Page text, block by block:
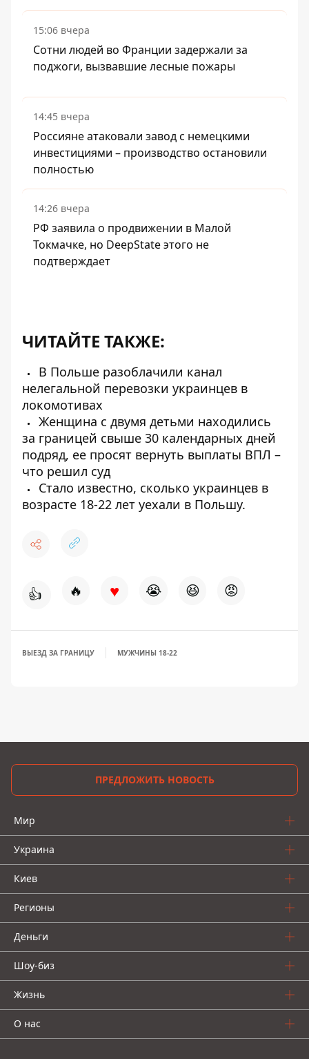
15:06 вчера
Сотни людей во Франции задержали за
поджоги, вызвавшие лесные пожары
14:45 вчера
Россияне атаковали завод с немецкими
инвестициями – производство остановили
полностью
14:26 вчера
РФ заявила о продвижении в Малой
Токмачке, но DeepState этого не
подтверждает
ЧИТАЙТЕ ТАКЖЕ:
В Польше разоблачили канал
нелегальной перевозки украинцев в
локомотивах
Женщина с двумя детьми находились
за границей свыше 30 календарных дней
подряд, ее просят вернуть выплаты ВПЛ –
что решил суд
Стало известно, сколько украинцев в
возрасте 18-22 лет уехали в Польшу.
👍 🔥 ♥ 😭 😆 😡
ВЫЕЗД ЗА ГРАНИЦУ МУЖЧИНЫ 18-22
ПРЕДЛОЖИТЬ НОВОСТЬ
Мир
Украина
Киев
Регионы
Деньги
Шоу-биз
Жизнь
О нас